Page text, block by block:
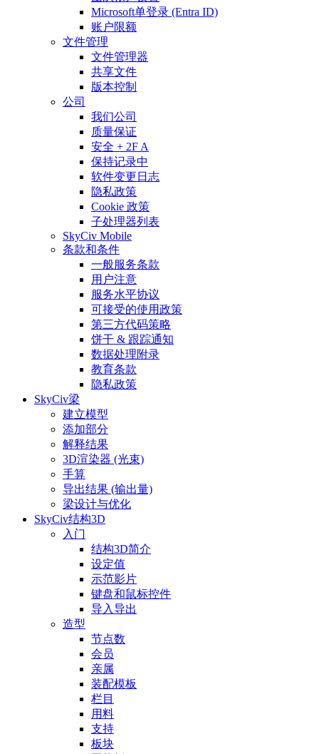
Microsoft单登录 (Entra ID)
账户限额
文件管理
文件管理器
共享文件
版本控制
公司
我们公司
质量保证
安全 + 2F A
保持记录中
软件变更日志
隐私政策
Cookie 政策
子处理器列表
SkyCiv Mobile
条款和条件
一般服务条款
用户注意
服务水平协议
可接受的使用政策
第三方代码策略
饼干 & 跟踪通知
数据处理附录
教育条款
隐私政策
SkyCiv梁
建立模型
添加部分
解释结果
3D渲染器 (光束)
手算
导出结果 (输出量)
梁设计与优化
SkyCiv结构3D
入门
结构3D简介
设定值
示范影片
键盘和鼠标控件
导入导出
造型
节点数
会员
亲属
装配模板
栏目
用料
支持
板块